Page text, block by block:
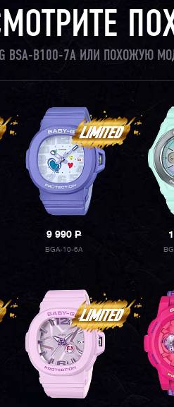
G BSA-B100-7A ИЛИ ПОХОЖУЮ
9 990P
BGA-10-6A